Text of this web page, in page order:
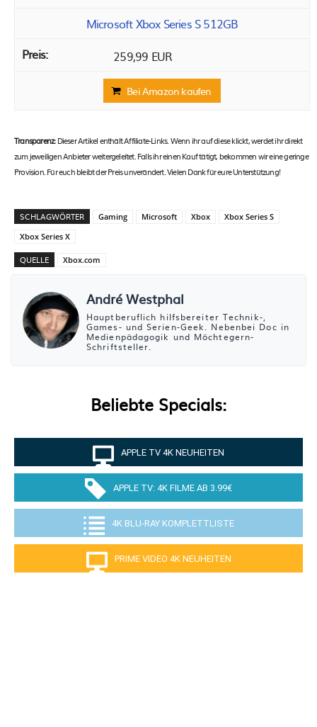
Microsoft Xbox Series S 512GB
259,99 EUR
Bei Amazon kaufen
Transparenz:Dieser Artikel enthält Affiliate-Links. Wenn ihr auf diese klickt, werdet ihr direkt
zum jeweiligen Anbieter weitergeleitet. Falls ihr einen Kauf tätigt, bekommen wir eine geringe
Provision. Für euch bleibt der Preis unverändert. Vielen Dank für eure Unterstützung!
SCHLAGWÖRTER Gaming Microsoft Xbox
Xbox Series S
Xbox Series X
QUELLE Xbox.com
André Westphal
Hauptberuflich hilfsbereiter Technik-,
Games- und Serien-Geek. Nebenbei Doc in
Medienpädagogik und Möchtegern-
Schriftsteller.
Beliebte Specials:
APPLE TV 4K NEUHEITEN
APPLE TV: 4K FILME AB 3.99€
4K BLU-RAY KOMPLETTLISTE
PRIME VIDEO 4K NEUHEITEN